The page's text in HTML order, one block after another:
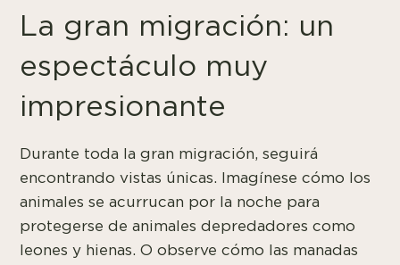
La gran migración: un
espectáculo muy
impresionante
Durante toda la gran migración, seguirá
encontrando vistas únicas. Imagínese cómo los
animales se acurrucan por la noche para
protegerse de animales depredadores como
leones y hienas. O observe cómo las manadas